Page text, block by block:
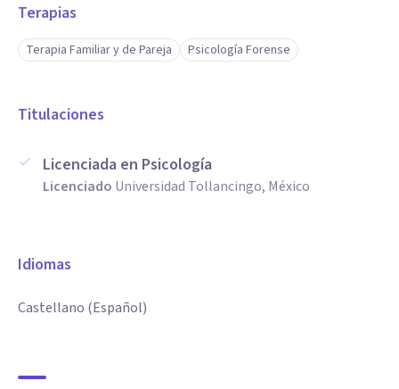
Terapias
Terapia Familiar y de Pareja Psicología Forense
Titulaciones
Licenciada en Psicología
Licenciado Universidad Tollancingo, México
Idiomas
Castellano (Español)